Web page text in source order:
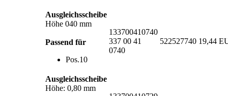
Ausgleichsscheibe
Höhe 040 mm
Passend für
Pos.10
133700410740
337 00 41
0740
522527740 19,44
Ausgleichsscheibe
Höhe: 0,80 mm